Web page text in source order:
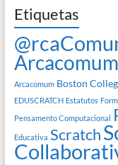
Etiquetas
Arcacomum
Arcacomum Boston
EDUSCRATCH Estatutos
Pensamento Computacional
Educativa Scratch